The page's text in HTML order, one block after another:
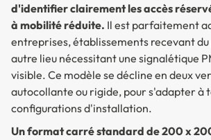
d'identifier clairement les accès
à mobilité réduite. Il est parfaitement
entreprises, établissements recevant du
autre lieu nécessitant une signalétique
visible. Ce modèle se décline en deux
autocollante ou rigide, pour s'adapter à
configurations d'installation.
Un format carré standard de 200 x